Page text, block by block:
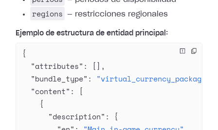
regions — restricciones regionales
Ejemplo de estructura de entidad principal:
{
  "attributes"
: [],
  "bundle_type"
: "virtual_currency_package"
  "content"
: [
    {
      "description"
: {